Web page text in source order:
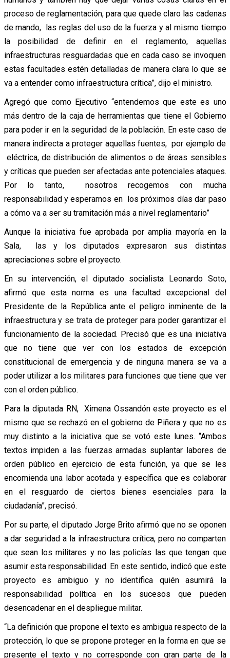
proceso de reglamentación, para que quede claro las cadenas
de mando, las reglas del uso de la fuerza y al mismo tiempo
la posibilidad de definir en el reglamento, aquellas
infraestructuras resguardadas que en cada caso se invoquen
estas facultades estén detalladas de manera clara lo que se
va a entender como infraestructura crítica”, dijo el ministro.
Agregó que como Ejecutivo “entendemos que este es uno
más dentro de la caja de herramientas que tiene el Gobierno
para poder ir en la seguridad de la población. En este caso de
manera indirecta a proteger aquellas fuentes, por ejemplo de
eléctrica, de distribución de alimentos o de áreas sensibles
y críticas que pueden ser afectadas ante potenciales ataques.
Por lo tanto, nosotros recogemos con mucha
responsabilidad y esperamos en los próximos días dar paso
a cómo va a ser su tramitación más a nivel reglamentario”
Aunque la iniciativa fue aprobada por amplia mayoría en la
Sala, las y los diputados expresaron sus distintas
apreciaciones sobre el proyecto.
En su intervención, el diputado socialista Leonardo Soto,
afirmó que esta norma es una facultad excepcional del
Presidente de la República ante el peligro inminente de la
infraestructura y se trata de proteger para poder garantizar el
funcionamiento de la sociedad. Precisó que es una iniciativa
que no tiene que ver con los estados de excepción
constitucional de emergencia y de ninguna manera se va a
poder utilizar a los militares para funciones que tiene que ver
con el orden público.
Para la diputada RN, Ximena Ossandón este proyecto es el
mismo que se rechazó en el gobierno de Piñera y que no es
muy distinto a la iniciativa que se votó este lunes. “Ambos
textos impiden a las fuerzas armadas suplantar labores de
orden público en ejercicio de esta función, ya que se les
encomienda una labor acotada y específica que es colaborar
en el resguardo de ciertos bienes esenciales para la
ciudadanía”, precisó.
Por su parte, el diputado Jorge Brito afirmó que no se oponen
a dar seguridad a la infraestructura crítica, pero no comparten
que sean los militares y no las policías las que tengan que
asumir esta responsabilidad. En este sentido, indicó que este
proyecto es ambiguo y no identifica quién asumirá la
responsabilidad política en los sucesos que pueden
desencadenar en el despliegue militar.
“La definición que propone el texto es ambigua respecto de la
protección, lo que se propone proteger en la forma en que se
presente el texto y no corresponde con gran parte de la